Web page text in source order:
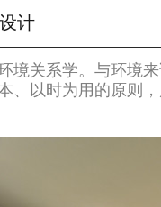
计
境关系学。与环境
、以时为用的原则